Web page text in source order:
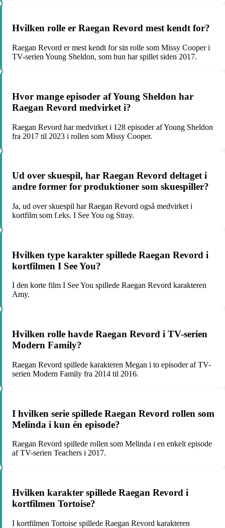
Hvilken rolle er Raegan Revord mest kendt for?
Raegan Revord er mest kendt for sin rolle som Missy Cooper i
TV-serien Young Sheldon, som hun har spillet siden 2017.
Hvor mange episoder af Young Sheldon har
Raegan Revord medvirket i?
Raegan Revord har medvirket i 128 episoder af Young Sheldon
fra 2017 til 2023 i rollen som Missy Cooper.
Ud over skuespil, har Raegan Revord deltaget i
andre former for produktioner som skuespiller?
Ja, ud over skuespil har Raegan Revord også medvirket i
kortfilm som f.eks. I See You og Stray.
Hvilken type karakter spillede Raegan Revord i
kortfilmen I See You?
I den korte film I See You spillede Raegan Revord karakteren
Amy.
Hvilken rolle havde Raegan Revord i TV-serien
Modern Family?
Raegan Revord spillede karakteren Megan i to episoder af TV-
serien Modern Family fra 2014 til 2016.
I hvilken serie spillede Raegan Revord rollen som
Melinda i kun én episode?
Raegan Revord spillede rollen som Melinda i en enkelt episode
af TV-serien Teachers i 2017.
Hvilken karakter spillede Raegan Revord i
kortfilmen Tortoise?
I kortfilmen Tortoise spillede Raegan Revord karakteren